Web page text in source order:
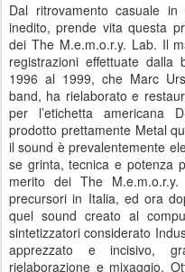
Dal ritrovamento casuale
inedito, prende vita questa
dei The M.e.m.o.r.y. Lab. Il
registrazioni effettuate dalla
1996 al 1999, che Marc
band, ha rielaborato e
per l’etichetta americana
prodotto prettamente Metal
il sound è prevalentemente
se grinta, tecnica e potenza
merito dei The
precursori in Italia, ed ora
quel sound creato al
sintetizzatori considerato
apprezzato e incisivo,
rielaborazione e mixaggio.